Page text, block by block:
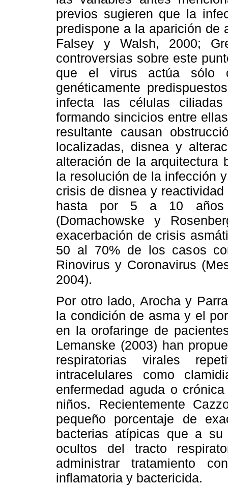
previos sugieren que la
predispone a la aparición de
Falsey y Walsh, 2000;
controversias sobre este
que el virus actúa sólo
genéticamente
infecta las células
formando sincicios entre
resultante causan
localizadas, disnea y
alteración de la arquitectura
la resolución de la infección
crisis de disnea y
hasta por 5 a 10 años
(Domachowske y
exacerbación de crisis
50 al 70% de los casos
Rinovirus y Coronavirus
2004).
Por otro lado, Arocha y
la condición de asma y el
en la orofaringe de
Lemanske (2003) han
respiratorias virales
intracelulares como
enfermedad aguda o
niños. Recientemente
pequeño porcentaje de
bacterias atípicas que a su
ocultos del tracto
administrar tratamiento
inflamatoria y bactericida.